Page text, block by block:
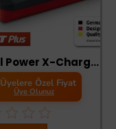
Einhell Power X-Charge 18 Volt Li-ion Akü Şarj Cihazı
Üyelere Özel Fiyat
Üye Olunuz